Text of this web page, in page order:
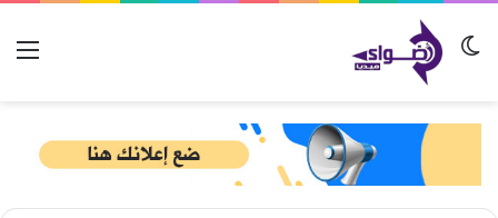
الوضع المظلم